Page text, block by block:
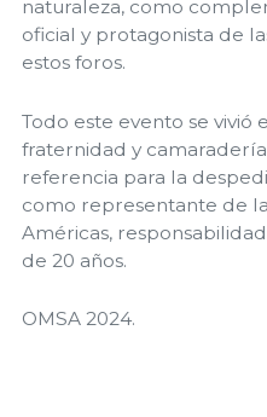
naturaleza, como
oficial y protagonista de
estos foros.
Todo este evento se vivió
fraternidad y
referencia para la
como representante de
Américas,
de 20 años.
OMSA 2024.